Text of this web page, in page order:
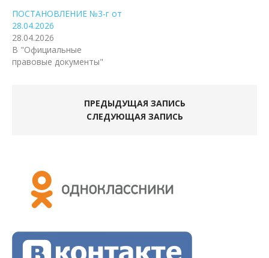
ПОСТАНОВЛЕНИЕ №3-г от
28.04.2026
28.04.2026
В "Официальные
правовые документы"
ПРЕДЫДУЩАЯ ЗАПИСЬ
СЛЕДУЮЩАЯ ЗАПИСЬ